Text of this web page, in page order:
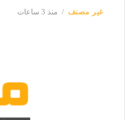
غير مصنف منذ 3 ساعات